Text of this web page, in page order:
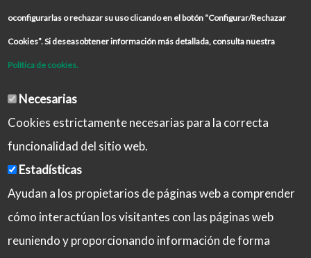
oconfigurarlas o rechazar su uso clicando en el botón “Configurar/Rechazar
Cookies”. Si deseasobtener información más detallada, consulta nuestra
Política de cookies.
Necesarias
Cookies estrictamente necesarias para la correcta
funcionalidad del sitio web.
Estadísticas
Ayudan a los propietarios de páginas web a comprender
cómo interactúan los visitantes con las páginas web
reuniendo y proporcionando información de forma